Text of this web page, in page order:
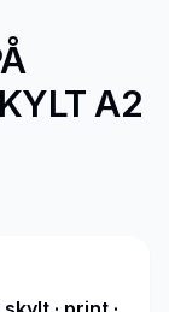
A2